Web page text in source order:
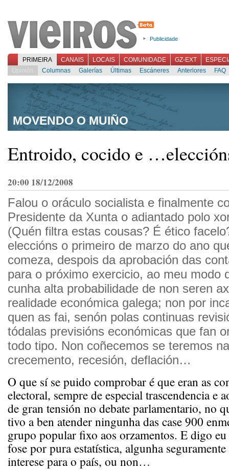
Publicidade
PRIMEIRA CANAIS LOCAIS COMUNIDADE GZ-EXT
Opinión
Columnas Galerías Últimas Escáneres Anteriores FAQ
MOVENDO O MUIÑO
Entroido, cocido e
20:00 18/12/2008
Falou o oráculo socialista e finalmente
Presidente da Xunta o adiantado polo
(Quén filtra estas cousas? É ético
eleccións o primeiro de marzo do ano
comeza, despois da aprobación das
para o próximo exercicio, ao meu modo
cunha alta probabilidade de non seren
realidade económica galega; non por
quen as fai, senón polas continuas
tódalas previsións económicas que fan
todo tipo. Non coñecemos se teremos
crecemento, recesión, deflación…
O que sí se puido comprobar é que eran as
electoral, sempre de especial trascendencia e
de gran tensión no debate parlamentario, no
tivo a ben atender ningunha das case 900
grupo popular fixo aos orzamentos. E digo
fose por pura estatística, algunha
interese para o país, ou non…